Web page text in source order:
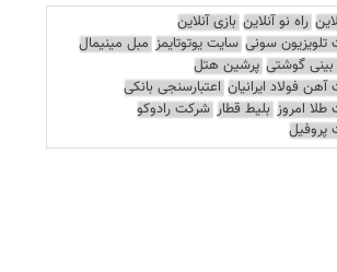
راه نو آنلاین بازی آنلاین
تلویزیون سونی سایت یوتوتایمز مبل مینیمال
بینی گوشتی پرشین هتل
فولاد ایرانیان اعتبارسنجی بانکی
امروز بلیط قطار شرکت رادوکو
پروفیل